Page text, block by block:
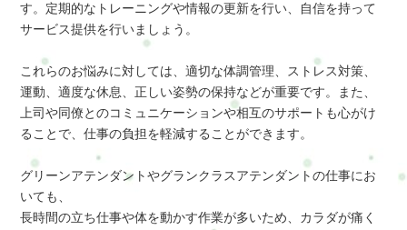
す。定期的なトレーニングや情報の更新を行い、自信を持って
サービス提供を行いましょう。
これらのお悩みに対しては、適切な体調管理、ストレス対策、
運動、適度な休息、正しい姿勢の保持などが重要です。また、
上司や同僚とのコミュニケーションや相互のサポートも心がけ
ることで、仕事の負担を軽減することができます。
グリーンアテンダントやグランクラスアテンダントの仕事にお
いても、
長時間の立ち仕事や体を動かす作業が多いため、カラダが痛く